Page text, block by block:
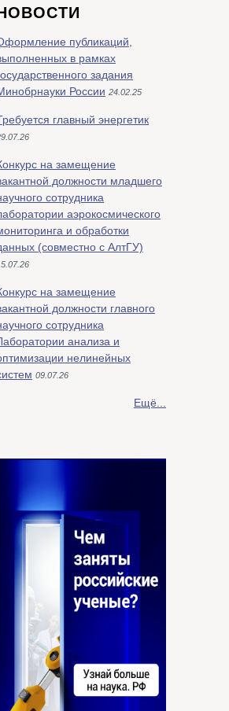
публикаций,
в рамках
задания
России 24.02.25
главный энергетик
на замещение
должности младшего
сотрудника
аэрокосмического
и обработки
(совместно с АлтГУ)
на замещение
должности главного
сотрудника
анализа и
нелинейных
09.07.26
Ещё...